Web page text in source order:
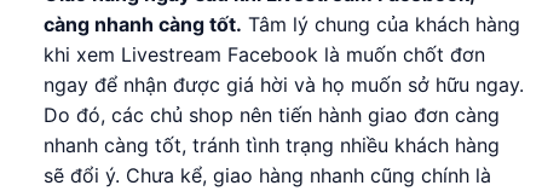
càng nhanh càng tốt. Tâm lý chung của khách hàng
khi xem Livestream Facebook là muốn chốt đơn
ngay để nhận được giá hời và họ muốn sở hữu ngay.
Do đó, các chủ shop nên tiến hành giao đơn càng
nhanh càng tốt, tránh tình trạng nhiều khách hàng
sẽ đổi ý. Chưa kể, giao hàng nhanh cũng chính là